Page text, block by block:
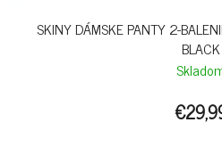
SKINY DÁMSKE PANTY 2-
BLACK